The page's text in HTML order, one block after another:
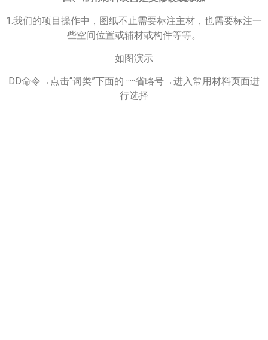
1.我们的项目操作中，图纸不止需要标注主材，也需要标注一
些空间位置或辅材或构件等等。
如图演示
DD命令→点击“词类”下面的 ·····省略号→进入常用材料页面进
行选择